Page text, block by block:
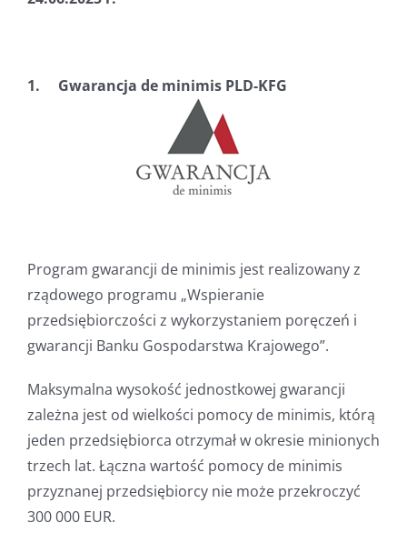
1. Gwarancja de minimis PLD-KFG
Program gwarancji de minimis jest realizowany z
rządowego programu „Wspieranie
przedsiębiorczości z wykorzystaniem poręczeń i
gwarancji Banku Gospodarstwa Krajowego”.
Maksymalna wysokość jednostkowej gwarancji
zależna jest od wielkości pomocy de minimis, którą
jeden przedsiębiorca otrzymał w okresie minionych
trzech lat. Łączna wartość pomocy de minimis
przyznanej przedsiębiorcy nie może przekroczyć
300 000 EUR.